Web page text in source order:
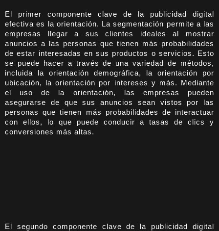
El primer componente clave de la publicidad digital
efectiva es la orientación. La segmentación permite a las
empresas llegar a sus clientes ideales al mostrar
anuncios a las personas que tienen más probabilidades
de estar interesadas en sus productos o servicios. Esto
se puede hacer a través de una variedad de métodos,
incluida la orientación demográfica, la orientación por
ubicación, la orientación por intereses y más. Mediante
el uso de la orientación, las empresas pueden
asegurarse de que sus anuncios sean vistos por las
personas que tienen más probabilidades de interactuar
con ellos, lo que puede conducir a tasas de clics y
conversiones más altas.
El segundo componente clave de la publicidad digital